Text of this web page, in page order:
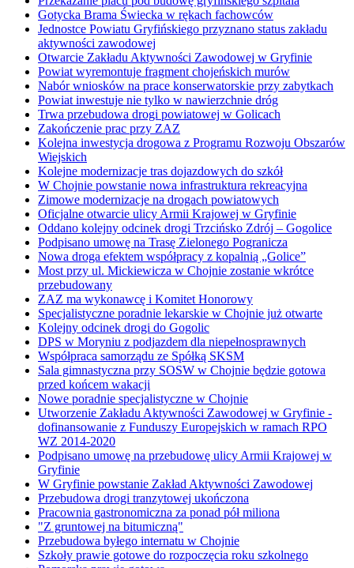
Gotycka Brama Świecka w rękach fachowców
Jednostce Powiatu Gryfińskiego przyznano status zakładu
aktywności zawodowej
Otwarcie Zakładu Aktywności Zawodowej w Gryfinie
Powiat wyremontuje fragment chojeńskich murów
Nabór wniosków na prace konserwatorskie przy zabytkach
Powiat inwestuje nie tylko w nawierzchnie dróg
Trwa przebudowa drogi powiatowej w Golicach
Zakończenie prac przy ZAZ
Kolejna inwestycja drogowa z Programu Rozwoju Obszarów
Wiejskich
Kolejne modernizacje tras dojazdowych do szkół
W Chojnie powstanie nowa infrastruktura rekreacyjna
Zimowe modernizacje na drogach powiatowych
Oficjalne otwarcie ulicy Armii Krajowej w Gryfinie
Oddano kolejny odcinek drogi Trzcińsko Zdrój – Gogolice
Podpisano umowę na Trasę Zielonego Pogranicza
Nowa droga efektem współpracy z kopalnią „Golice”
Most przy ul. Mickiewicza w Chojnie zostanie wkrótce
przebudowany
ZAZ ma wykonawcę i Komitet Honorowy
Specjalistyczne poradnie lekarskie w Chojnie już otwarte
Kolejny odcinek drogi do Gogolic
DPS w Moryniu z podjazdem dla niepełnosprawnych
Współpraca samorządu ze Spółką SKSM
Sala gimnastyczna przy SOSW w Chojnie będzie gotowa
przed końcem wakacji
Nowe poradnie specjalistyczne w Chojnie
Utworzenie Zakładu Aktywności Zawodowej w Gryfinie -
dofinansowanie z Funduszy Europejskich w ramach RPO
WZ 2014-2020
Podpisano umowę na przebudowę ulicy Armii Krajowej w
Gryfinie
W Gryfinie powstanie Zakład Aktywności Zawodowej
Przebudowa drogi tranzytowej ukończona
Pracownia gastronomiczna za ponad pół miliona
"Z gruntowej na bitumiczną"
Przebudowa byłego internatu w Chojnie
Szkoły prawie gotowe do rozpoczęcia roku szkolnego